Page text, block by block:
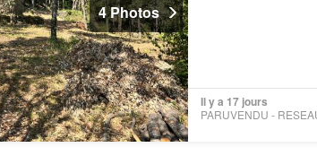
4 Photos
Il y a 17 jours